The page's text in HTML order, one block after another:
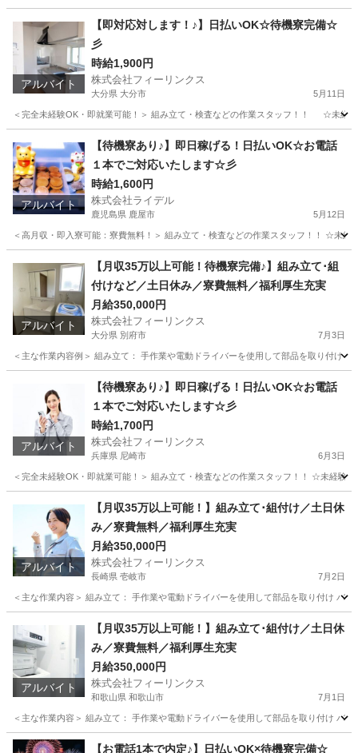
工場 時給
アルバイト
【即対応対します！♪】日払いOK☆待機寮完備☆
彡
時給1,900円
株式会社フィーリンクス
大分県 大分市 5月11日
＜完全未経験OK・即就業可能！＞ 組み立て・検査などの作業スタッフ！！ ☆未
軽作業 時給
アルバイト
【待機寮あり♪】即日稼げる！日払いOK☆お電話
１本でご対応いたします☆彡
時給1,600円
株式会社ライデル
鹿児島県 鹿屋市 5月12日
＜高月収・即入寮可能：寮費無料！＞ 組み立て・検査などの作業スタッフ！！
工場 時給
アルバイト
【月収35万以上可能！待機寮完備♪】組み立て･組
付けなど／土日休み／寮費無料／福利厚生充実
月給350,000円
株式会社フィーリンクス
大分県 別府市 7月3日
＜主な作業内容例＞ 組み立て： 手作業や電動ドライバーを使用して部品を取り付け
工場 電動
アルバイト
【待機寮あり♪】即日稼げる！日払いOK☆お電話
１本でご対応いたします☆彡
時給1,700円
株式会社フィーリンクス
兵庫県 尼崎市 6月3日
＜完全未経験OK・即就業可能！＞ 組み立て・検査などの作業スタッフ！！ ☆未経
工場 時給
アルバイト
【月収35万以上可能！】組み立て･組付け／土日休
み／寮費無料／福利厚生充実
月給350,000円
株式会社フィーリンクス
長崎県 壱岐市 7月2日
＜主な作業内容＞ 組み立て： 手作業や電動ドライバーを使用して部品を取り付け バ
工場 電動
アルバイト
【月収35万以上可能！】組み立て･組付け／土日休
み／寮費無料／福利厚生充実
月給350,000円
株式会社フィーリンクス
和歌山県 和歌山市 7月1日
＜主な作業内容＞ 組み立て： 手作業や電動ドライバーを使用して部品を取り付け バ
和歌山 和歌山市 工場 電動
【お電話1本で内定♪】日払いOK×待機寮完備☆